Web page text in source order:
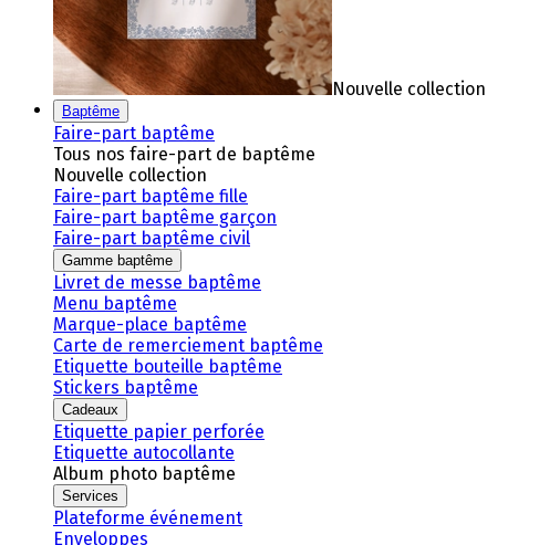
Nouvelle collection
Baptême
Faire-part baptême
Tous nos faire-part de baptême
Nouvelle collection
Faire-part baptême fille
Faire-part baptême garçon
Faire-part baptême civil
Gamme baptême
Livret de messe baptême
Menu baptême
Marque-place baptême
Carte de remerciement baptême
Etiquette bouteille baptême
Stickers baptême
Cadeaux
Etiquette papier perforée
Etiquette autocollante
Album photo baptême
Services
Plateforme événement
Enveloppes